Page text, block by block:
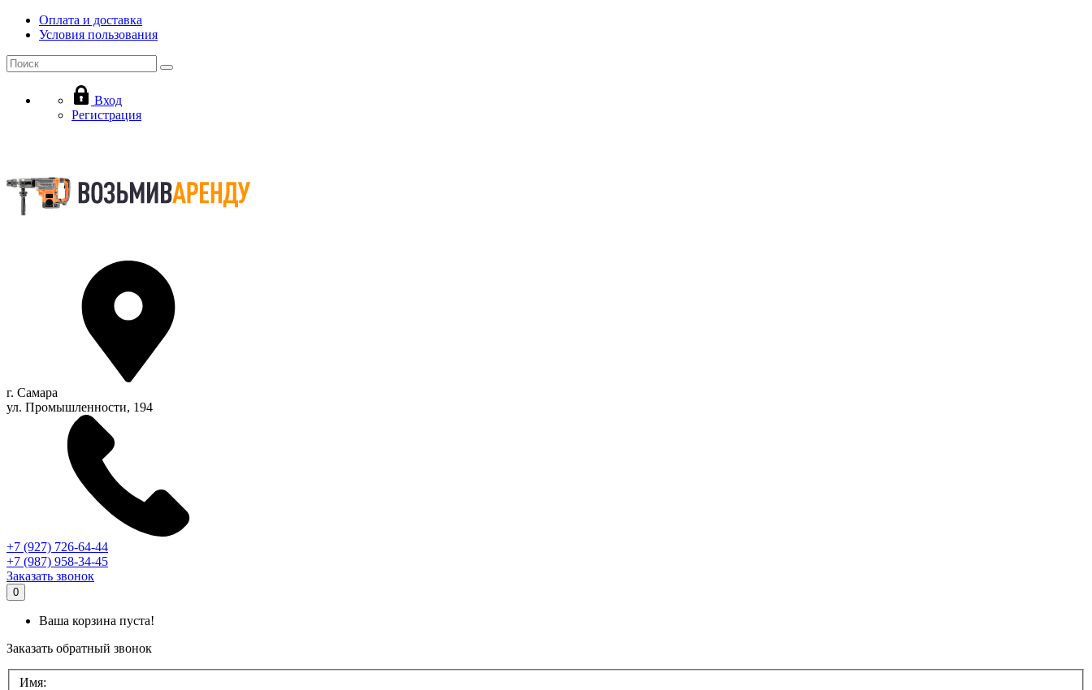
Оплата и доставка
Условия пользования
Вход
Регистрация
г. Самара
ул. Промышленности, 194
+7 (927) 726-64-44
+7 (987) 958-34-45
Заказать звонок
0
Ваша корзина пуста!
Заказать обратный звонок
Имя: